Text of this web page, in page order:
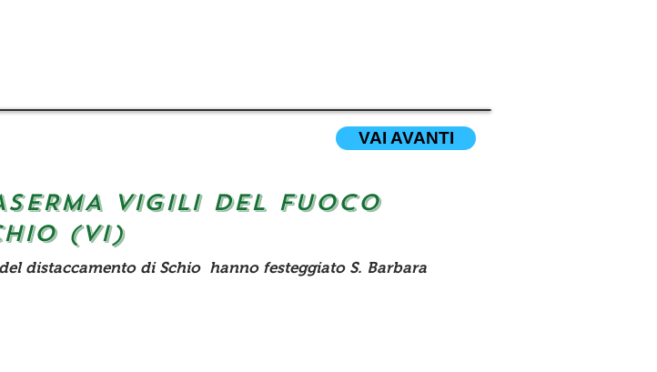
VAI AVANTI
VIGILI DEL FUOCO
(vi)
distaccamento di Schio hanno festeggiato S. Barbara